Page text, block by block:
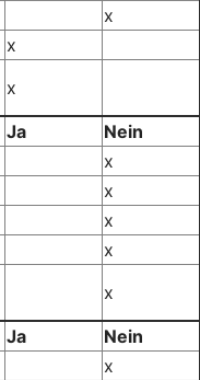
x
x
x
Ja
Nein
x
x
x
x
x
Ja
Nein
x